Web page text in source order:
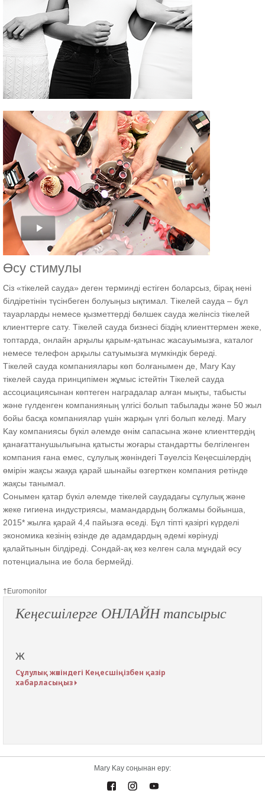
Өсу стимулы
Сіз «тікелей сауда» деген терминді естіген боларсыз, бірақ нені
білдіретінін түсінбеген болуыңыз ықтимал. Тікелей сауда – бұл
тауарларды немесе қызметтерді бөлшек сауда желінсіз тікелей
клиенттерге сату. Тікелей сауда бизнесі біздің клиенттермен жеке,
топтарда, онлайн арқылы қарым-қатынас жасауымызға, каталог
немесе телефон арқылы сатуымызға мүмкіндік береді.
Тікелей сауда компаниялары көп болғанымен де, Mary Kay
тікелей сауда принципімен жұмыс істейтін Тікелей сауда
ассоциациясынан көптеген наградалар алған мықты, табысты
және гүлденген компанияның үлгісі болып табылады және 50 жыл
бойы басқа компаниялар үшін жарқын үлгі болып келеді. Mary
Kay компаниясы бүкіл әлемде өнім сапасына және клиенттердің
қанағаттанушылығына қатысты жоғары стандартты белгіленген
компания ғана емес, сұлулық жөніндегі Тәуелсіз Кеңесшілердің
өмірін жақсы жаққа қарай шынайы өзгерткен компания ретінде
жақсы танымал.
Сонымен қатар бүкіл әлемде тікелей саудадағы сұлулық және
жеке гигиена индустриясы, мамандардың болжамы бойынша,
2015* жылға қарай 4,4 пайызға өседі. Бұл тіпті қазіргі күрделі
экономика кезінің өзінде де адамдардың әдемі көрінуді
қалайтынын білдіреді. Сондай-ақ кез келген сала мұндай өсу
потенциалына ие бола бермейді.
†Euromonitor
Кеңесшілерге ОНЛАЙН тапсырыс
Ж
Сұлулық жөніндегі Кеңесшіңізбен қазір
хабарласыңыз
Mary Kay соңынан еру: